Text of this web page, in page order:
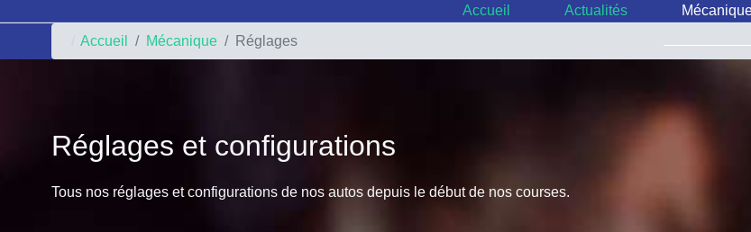
Accueil Actualités
Accueil
Mécanique Réglages
Réglages et configurations
Tous nos réglages et configurations de nos autos depuis le début de nos courses.